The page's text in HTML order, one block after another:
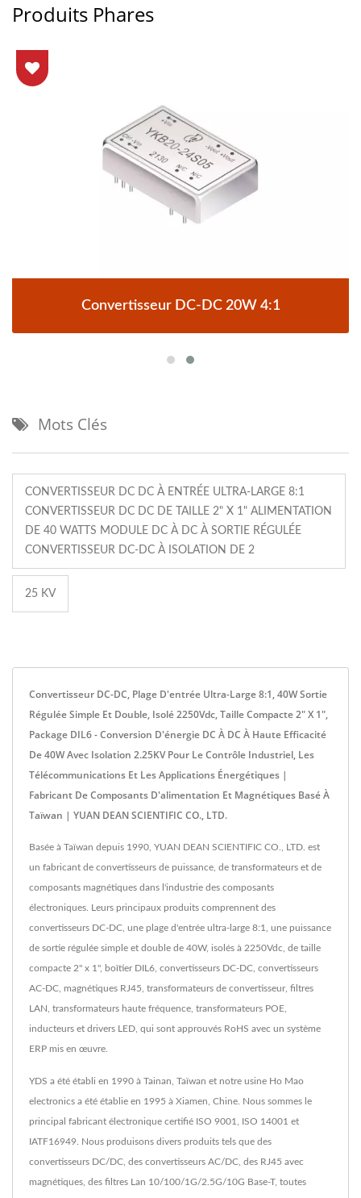
Produits Phares
Convertisseur DC-DC 20W 4:1
Mots Clés
CONVERTISSEUR DC DC À ENTRÉE ULTRA-LARGE 8:1
CONVERTISSEUR DC DC DE TAILLE 2" X 1" ALIMENTATION
DE 40 WATTS MODULE DC À DC À SORTIE RÉGULÉE
CONVERTISSEUR DC-DC À ISOLATION DE 2
25 KV
Convertisseur DC-DC, Plage D'entrée Ultra-Large 8:1, 40W Sortie
Régulée Simple Et Double, Isolé 2250Vdc, Taille Compacte 2" X 1",
Package DIL6 - Conversion D'énergie DC À DC À Haute Efficacité
De 40W Avec Isolation 2.25KV Pour Le Contrôle Industriel, Les
Télécommunications Et Les Applications Énergétiques |
Fabricant De Composants D'alimentation Et Magnétiques Basé À
Taïwan | YUAN DEAN SCIENTIFIC CO., LTD.
Basée à Taïwan depuis 1990, YUAN DEAN SCIENTIFIC CO., LTD. est
un fabricant de convertisseurs de puissance, de transformateurs et de
composants magnétiques dans l'industrie des composants
électroniques. Leurs principaux produits comprennent des
convertisseurs DC-DC, une plage d'entrée ultra-large 8:1, une puissance
de sortie régulée simple et double de 40W, isolés à 2250Vdc, de taille
compacte 2" x 1", boîtier DIL6, convertisseurs DC-DC, convertisseurs
AC-DC, magnétiques RJ45, transformateurs de convertisseur, filtres
LAN, transformateurs haute fréquence, transformateurs POE,
inducteurs et drivers LED, qui sont approuvés RoHS avec un système
ERP mis en œuvre.
YDS a été établi en 1990 à Tainan, Taïwan et notre usine Ho Mao
electronics a été établie en 1995 à Xiamen, Chine. Nous sommes le
principal fabricant électronique certifié ISO 9001, ISO 14001 et
IATF16949. Nous produisons divers produits tels que des
convertisseurs DC/DC, des convertisseurs AC/DC, des RJ45 avec
magnétiques, des filtres Lan 10/100/1G/2.5G/10G Base-T, toutes